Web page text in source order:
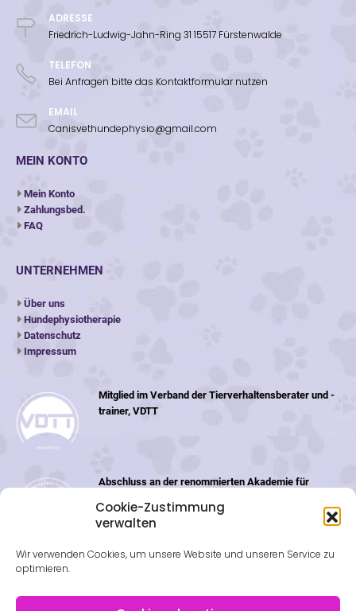
Cookie-Zustimmung
verwalten
Wir verwenden Cookies, um unsere Website und unseren Service zu
optimieren.
ADRESSE
Friedrich-Ludwig-Jahn-Ring 31 15517 Fürstenwalde
TELEFON
Bei Anfragen bitte das Kontaktformular nutzen
EMAIL
Canisvethundephysio@gmail.com
MEIN KONTO
Mein Konto
Zahlungsbed.
FAQ
UNTERNEHMEN
Über uns
Hundephysiotherapie
Datenschutz
Impressum
Mitglied im Verband der Tierverhaltensberater und -
trainer, VDTT
Abschluss an der renommierten Akademie für